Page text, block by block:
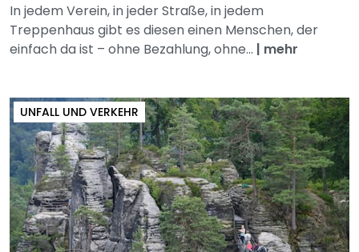
In jedem Verein, in jeder Straße, in jedem
Treppenhaus gibt es diesen einen Menschen, der
einfach da ist – ohne Bezahlung, ohne... | mehr
UNFALL UND VERKEHR